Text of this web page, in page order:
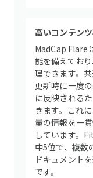
高いコンテン
MadCap Flare
能を備えてお
理できます。
更新時に一度
に反映される
きます。これ
量の情報を一
しています。
中5位で、複数
ドキュメント
です。